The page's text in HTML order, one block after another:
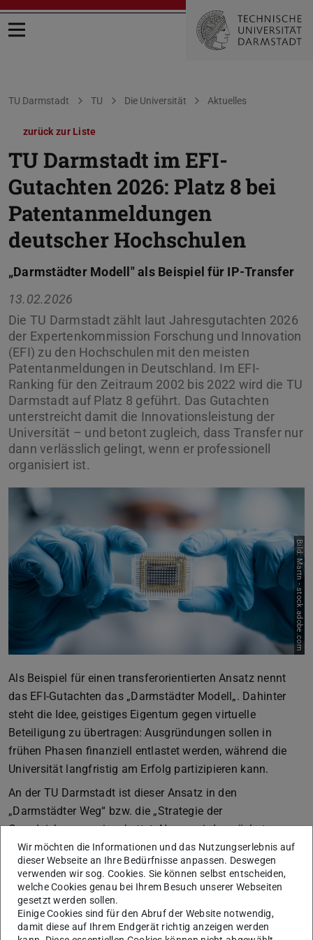
Menü öffnen
Sie befinden sich hier:
TU Darmstadt TU Die Universität Aktuelles
zurück zur Liste
TU Darmstadt im EFI-
Gutachten 2026: Platz 8 bei
Patentanmeldungen
deutscher Hochschulen
„Darmstädter Modell" als Beispiel für IP-Transfer
13.02.2026
Die TU Darmstadt zählt laut Jahresgutachten 2026
der Expertenkommission Forschung und Innovation
(EFI) zu den Hochschulen mit den meisten
Patentanmeldungen in Deutschland. Im EFI-
Ranking für den Zeitraum 2002 bis 2022 wird die TU
Darmstadt auf Platz 8 geführt. Das Gutachten
unterstreicht damit die Innovationsleistung der
Universität – und betont zugleich, dass Transfer nur
dann verlässlich gelingt, wenn er professionell
organisiert ist.
Bild: Martn - stock.adobe.com
Als Beispiel für einen transferorientierten Ansatz nennt
das EFI-Gutachten das „Darmstädter Modell„. Dahinter
steht die Idee, geistiges Eigentum gegen virtuelle
Beteiligung zu übertragen: Ausgründungen sollen in
frühen Phasen finanziell entlastet werden, während die
Universität langfristig am Erfolg partizipieren kann.
An der TU Darmstadt ist dieser Ansatz in den
„Darmstädter Weg“ bzw. die „Strategie der
Grundsicherung„ eingebettet: Neues wird zunächst
abgesichert, bevor es skaliert und in die breite Anwendung
gebracht wird. Operativ wird dies über die Strategie
„IP4Virtual Shares“ (IP gegen virtuelle Anteile) als
gründungsfreundliche Alternative zu klassischen
Lizenzmodellen umgesetzt.
Wir möchten die Informationen und das Nutzungserlebnis auf
dieser Webseite an Ihre Bedürfnisse anpassen. Deswegen
verwenden wir sog. Cookies. Sie können selbst entscheiden,
welche Cookies genau bei Ihrem Besuch unserer Webseiten
gesetzt werden sollen.
Einige Cookies sind für den Abruf der Website notwendig,
damit diese auf Ihrem Endgerät richtig anzeigen werden